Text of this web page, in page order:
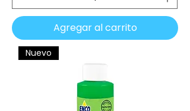
Agregar al carrito
Nuevo